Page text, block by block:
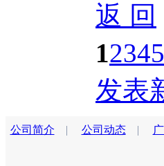
返 回
12345
发表
公司简介 | 公司动态|